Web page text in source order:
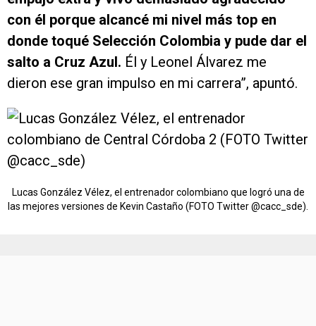
con él porque alcancé mi nivel más top en
donde toqué Selección Colombia y pude dar el
salto a Cruz Azul. Él y Leonel Álvarez me
dieron ese gran impulso en mi carrera”, apuntó.
Lucas González Vélez, el entrenador colombiano que logró una de
las mejores versiones de Kevin Castaño (FOTO Twitter @cacc_sde).